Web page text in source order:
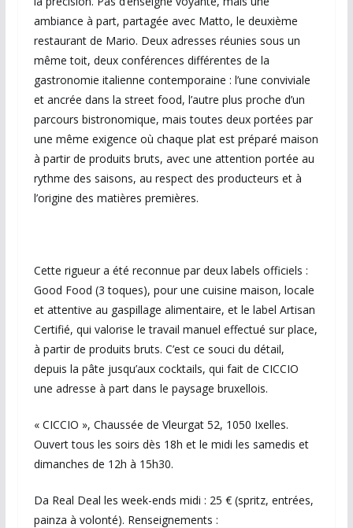
ambiance à part, partagée avec Matto, le deuxième
restaurant de Mario. Deux adresses réunies sous un
même toit, deux conférences différentes de la
gastronomie italienne contemporaine : l’une conviviale
et ancrée dans la street food, l’autre plus proche d’un
parcours bistronomique, mais toutes deux portées par
une même exigence où chaque plat est préparé maison
à partir de produits bruts, avec une attention portée au
rythme des saisons, au respect des producteurs et à
l’origine des matières premières.
Cette rigueur a été reconnue par deux labels officiels :
Good Food (3 toques), pour une cuisine maison, locale
et attentive au gaspillage alimentaire, et le label Artisan
Certifié, qui valorise le travail manuel effectué sur place,
à partir de produits bruts. C’est ce souci du détail,
depuis la pâte jusqu’aux cocktails, qui fait de CICCIO
une adresse à part dans le paysage bruxellois.
« CICCIO », Chaussée de Vleurgat 52, 1050 Ixelles.
Ouvert tous les soirs dès 18h et le midi les samedis et
dimanches de 12h à 15h30.
Da Real Deal les week-ends midi : 25 € (spritz, entrées,
painza à volonté). Renseignements :